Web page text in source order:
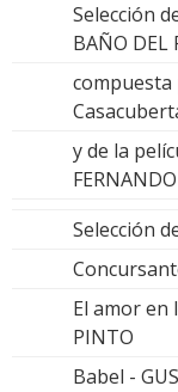
Selección
BAÑO DEL
compuesta
y de la
Selección
El amor en
PINTO
Babel -